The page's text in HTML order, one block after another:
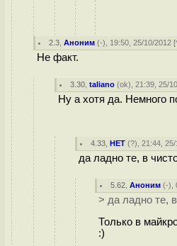
2.3 ,Аноним (-), 19:50, 25/10/2012 [
Не факт.
3.30 ,taliano (ok), 21:39, 25/
Ну а хотя да. Немного
4.33 ,НЕТ (?), 21:44,
да ладно те, в
5.62 ,Аноним (-),
> да ладно те,
Только в
:)